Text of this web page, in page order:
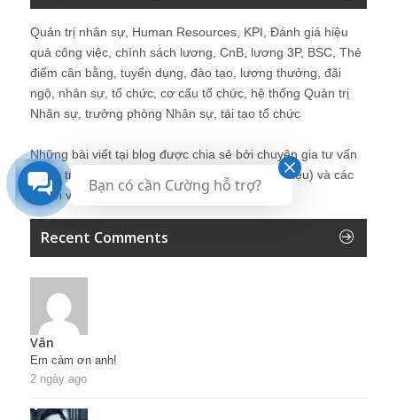
Quản trị nhân sự, Human Resources, KPI, Đánh giá hiệu
quả công việc, chính sách lương, CnB, lương 3P, BSC, Thẻ
điểm cân bằng, tuyển dụng, đào tạo, lương thưởng, đãi
ngộ, nhân sự, tổ chức, cơ cấu tổ chức, hệ thống Quản trị
Nhân sự, trưởng phòng Nhân sự, tái tạo tổ chức
Những bài viết tại blog được chia sẻ bởi chuyên gia tư vấn
Quản trị Nhân sự Nguyễn Hùng Cường (
giới thiệu) và các
thành viên khác trong cộng đồng Nhân sự.
Recent Comments
Vân
Em cảm ơn anh!
2 ngày ago
Bạn có cần Cường hỗ trợ?